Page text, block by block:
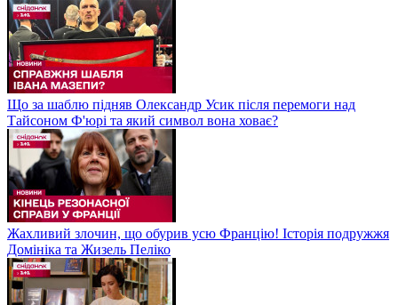
Що за шаблю підняв Олександр Усик після перемоги над
Тайсоном Ф'юрі та який символ вона ховає?
Жахливий злочин, що обурив усю Францію! Історія подружжя
Домініка та Жизель Пеліко